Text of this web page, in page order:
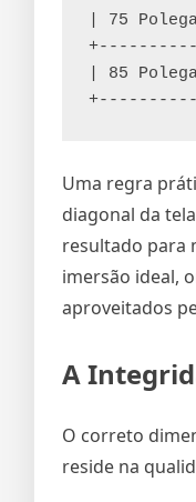
| 75
| 85
Uma regra
diagonal da
resultado para
imersão ideal,
aproveitados
A
O correto
reside na